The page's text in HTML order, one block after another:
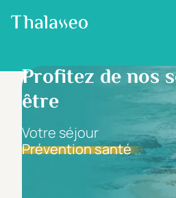
Aller au contenu principal
Profitez de nos
être
Votre séjour
Prévention santé
Filtrer les
Fourchette de prix
Prix par personne